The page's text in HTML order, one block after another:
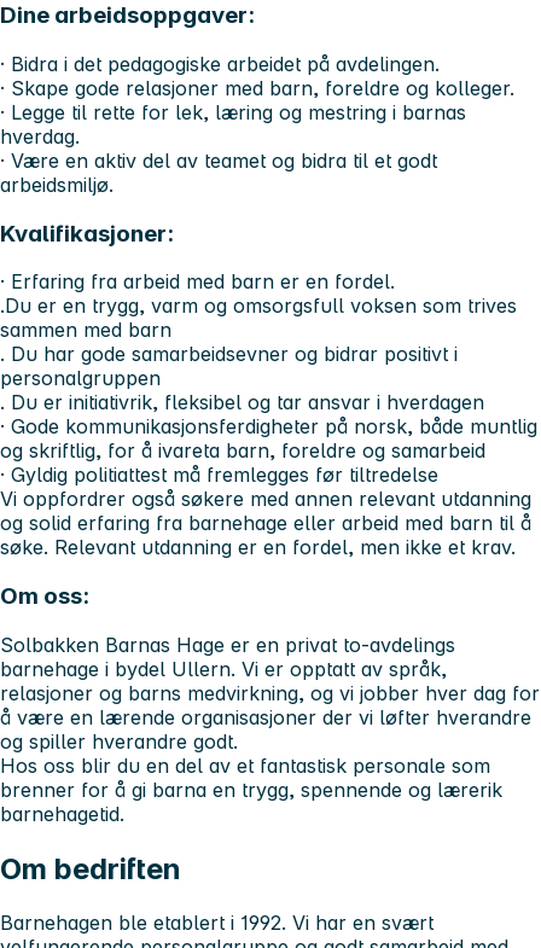
Dine arbeidsoppgaver:
· Bidra i det pedagogiske arbeidet på avdelingen.
· Skape gode relasjoner med barn, foreldre og kolleger.
· Legge til rette for lek, læring og mestring i barnas
hverdag.
· Være en aktiv del av teamet og bidra til et godt
arbeidsmiljø.
Kvalifikasjoner:
· Erfaring fra arbeid med barn er en fordel.
.Du er en trygg, varm og omsorgsfull voksen som trives
sammen med barn
. Du har gode samarbeidsevner og bidrar positivt i
personalgruppen
. Du er initiativrik, fleksibel og tar ansvar i hverdagen
· Gode kommunikasjonsferdigheter på norsk, både muntlig
og skriftlig, for å ivareta barn, foreldre og samarbeid
· Gyldig politiattest må fremlegges før tiltredelse
Vi oppfordrer også søkere med annen relevant utdanning
og solid erfaring fra barnehage eller arbeid med barn til å
søke. Relevant utdanning er en fordel, men ikke et krav.
Om oss:
Solbakken Barnas Hage er en privat to-avdelings
barnehage i bydel Ullern. Vi er opptatt av språk,
relasjoner og barns medvirkning, og vi jobber hver dag for
å være en lærende organisasjoner der vi løfter hverandre
og spiller hverandre godt.
Hos oss blir du en del av et fantastisk personale som
brenner for å gi barna en trygg, spennende og lærerik
barnehagetid.
Om bedriften
Barnehagen ble etablert i 1992. Vi har en svært